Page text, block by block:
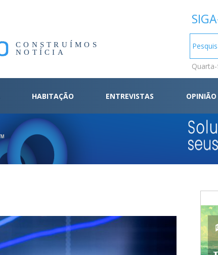
CONSTRUÍMOS
NOTÍCIA
HABITAÇÃO ENTREVISTAS OPINIÃO